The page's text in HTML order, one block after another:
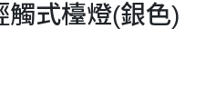
觸式檯燈(銀色)